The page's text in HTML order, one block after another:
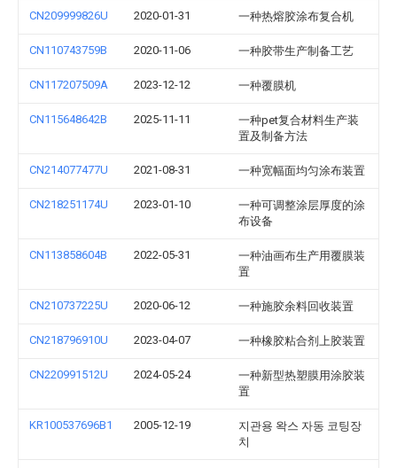
CN209999826U 2020-01-31 一种热熔胶涂布复合机
CN110743759B 2020-11-06 一种胶带生产制备工艺
CN117207509A 2023-12-12 一种覆膜机
CN115648642B 2025-11-11
一种pet复合材料生产装
置及制备方法
CN214077477U 2021-08-31 一种宽幅面均匀涂布装置
CN218251174U 2023-01-10
一种可调整涂层厚度的涂
布设备
CN113858604B 2022-05-31
一种油画布生产用覆膜装
置
CN210737225U 2020-06-12 一种施胶余料回收装置
CN218796910U 2023-04-07 一种橡胶粘合剂上胶装置
CN220991512U 2024-05-24
一种新型热塑膜用涂胶装
置
KR100537696B1 2005-12-19
지관용 왁스 자동 코팅장
치